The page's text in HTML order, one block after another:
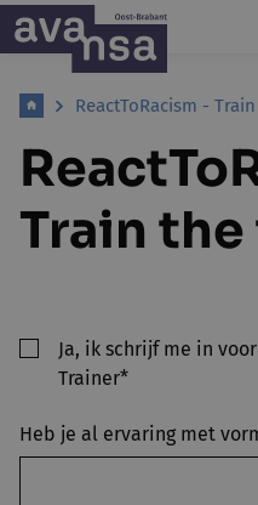
ReactToRacism -
Train
Ja, ik schrijf me in
Trainer*
Heb je al ervaring met